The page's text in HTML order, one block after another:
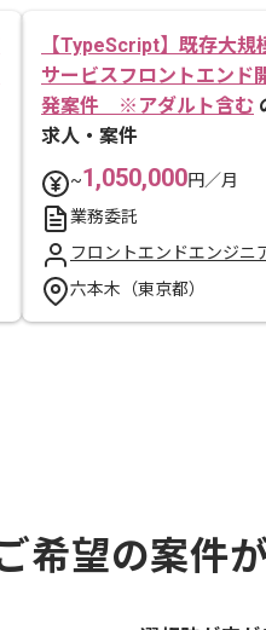
【TypeScript】既存大規
サービスフロントエンド
発案件 ※アダルト含む
求人・案件
~1,050,000円／月
業務委託
フロントエンドエンジニ
六本木（東京都）
希望の案件